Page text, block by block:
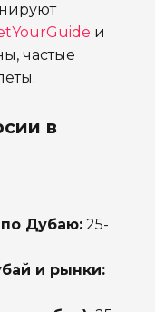
и
частые
в
по Дубаю: 25-
и рынки: